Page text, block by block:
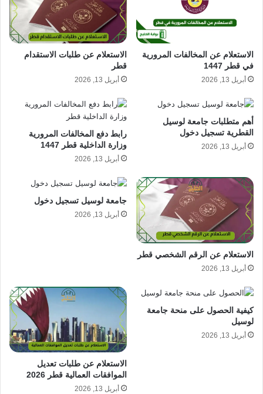
الاستعلام عن المخالفات المرورية
في قطر 1447
أبريل 13, 2026
الاستعلام عن طلبات الاستقدام
قطر
أبريل 13, 2026
أهم متطلبات جامعة لوسيل
القطرية تسجيل دخول
أبريل 13, 2026
رابط دفع المخالفات المرورية
وزارة الداخلية قطر 1447
أبريل 13, 2026
الاستعلام عن الرقم الشخصي قطر
أبريل 13, 2026
جامعة لوسيل تسجيل دخول
أبريل 13, 2026
كيفية الحصول على منحة جامعة
لوسيل
أبريل 13, 2026
الاستعلام عن طلبات تعديل
الموافقات العمالية قطر 2026
أبريل 13, 2026